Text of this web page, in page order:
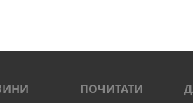
ПОЧИТАТИ